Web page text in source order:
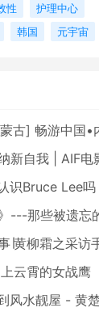
性
护理中心
韩国 元宇宙
古] 畅游中国•内蒙古
新自我 | AIF电
识Bruce Lee吗
》---那些被遗忘
∣黄柳霜之采访
上云霄的女战鹰
风水靓屋 - 黄